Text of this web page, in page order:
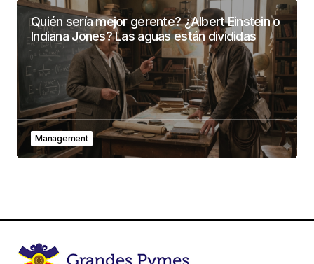
Quién sería mejor gerente? ¿Albert Einstein o
Indiana Jones? Las aguas están divididas
Management